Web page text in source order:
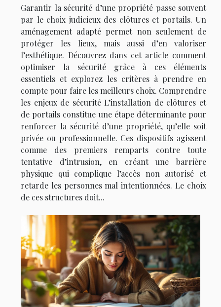
Garantir la sécurité d’une propriété passe souvent
par le choix judicieux des clôtures et portails. Un
aménagement adapté permet non seulement de
protéger les lieux, mais aussi d’en valoriser
l’esthétique. Découvrez dans cet article comment
optimiser la sécurité grâce à ces éléments
essentiels et explorez les critères à prendre en
compte pour faire les meilleurs choix. Comprendre
les enjeux de sécurité L’installation de clôtures et
de portails constitue une étape déterminante pour
renforcer la sécurité d’une propriété, qu’elle soit
privée ou professionnelle. Ces dispositifs agissent
comme des premiers remparts contre toute
tentative d’intrusion, en créant une barrière
physique qui complique l’accès non autorisé et
retarde les personnes mal intentionnées. Le choix
de ces structures doit...